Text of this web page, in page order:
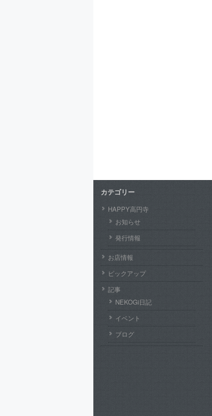
カテゴリー
HAPPY高円寺
お知らせ
発行情報
お店情報
ピックアップ
記事
NEKOGi日記
イベント
ブログ